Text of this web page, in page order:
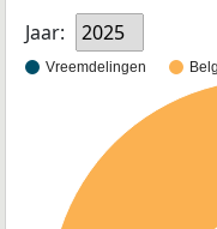
Jaar:
2025
Vreemdelingen